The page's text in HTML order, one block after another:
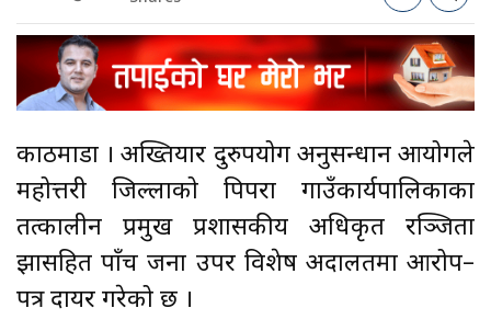
काठमाडौँ । अख्तियार दुरुपयोग अनुसन्धान आयोगले
महोत्तरी जिल्लाको पिपरा गाउँकार्यपालिकाका
तत्कालीन प्रमुख प्रशासकीय अधिकृत रञ्जिता
झासहित पाँच जना उपर विशेष अदालतमा आरोप–
पत्र दायर गरेको छ ।